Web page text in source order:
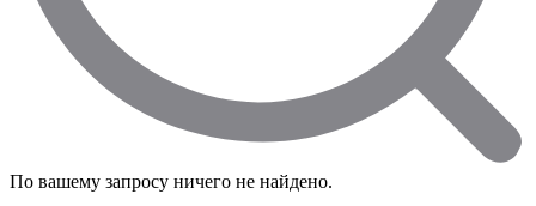
По вашему запросу ничего не найдено.